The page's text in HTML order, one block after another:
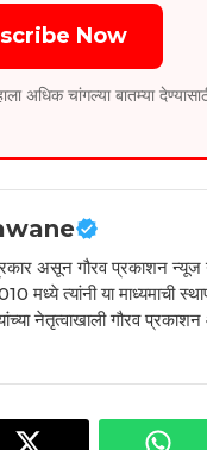
Now
चांगल्या बातम्या
असून गौरव प्रकाशन न्यूज
त्यांनी या माध्यमाची
नेतृत्वाखाली गौरव